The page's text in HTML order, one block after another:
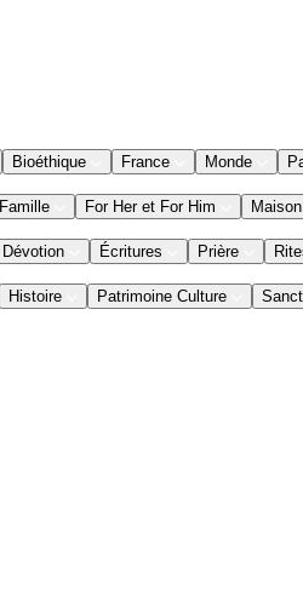
Bioéthique France Monde
Famille For Her et For Him Maison
Dévotion Écritures Prière
Histoire Patrimoine Culture